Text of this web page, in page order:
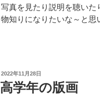
写真を見たり説明を聴いた
物知りになりたいな～と
投
稿
日:
2022年11月28日
高学年の版画